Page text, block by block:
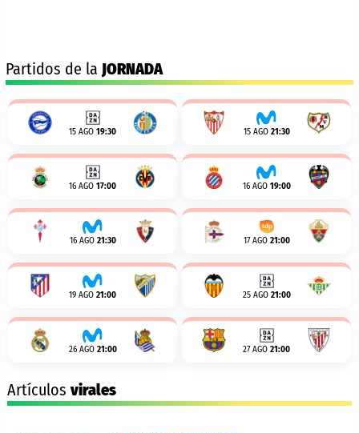
Partidos de la JORNADA
15 AGO 19:30 15 AGO 21:30
16 AGO 17:00 16 AGO 19:00
16 AGO 21:30 17 AGO 21:00
19 AGO 21:00 25 AGO 21:00
26 AGO 21:00 27 AGO 21:00
Artículosvirales